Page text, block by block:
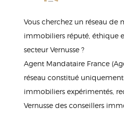
Vous cherchez un réseau de
immobiliers réputé, éthique
secteur Vernusse ?
Agent Mandataire France
réseau constitué
immobiliers expérimentés,
Vernusse des conseillers